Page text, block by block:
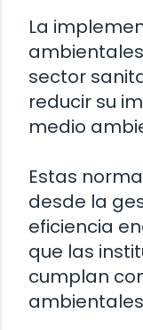
La
sector
reducir su
medio
Estas
desde la
eficiencia
que las
cumplan